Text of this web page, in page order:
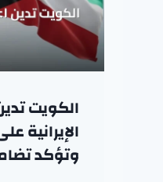
الكويت
وتؤكد